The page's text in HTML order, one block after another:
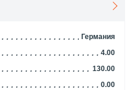
Германия
4.00
130.00
0.00